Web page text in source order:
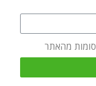
Chaim has
the Breslov
since its inception
מהאתר